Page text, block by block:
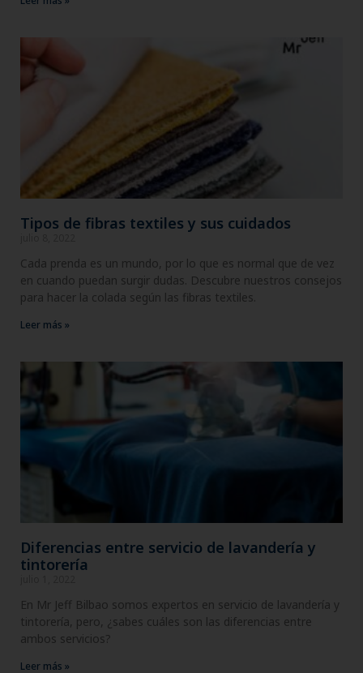
Tipos de fibras textiles y sus cuidados
Cada prenda es un mundo, por lo que es normal que de vez
en cuando puedan surgir dudas. Descubre nuestros consejos
para hacer la colada según las fibras textiles.
Leer más »
Diferencias entre servicio de lavandería y
tintorería
En Mr Jeff Bilbao somos expertos en servicio de lavandería y
tintorería, pero, ¿sabes cuáles son las diferencias entre
ambos servicios?
Leer más »